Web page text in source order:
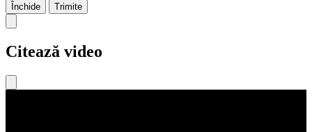
Închide Trimite
Citează video